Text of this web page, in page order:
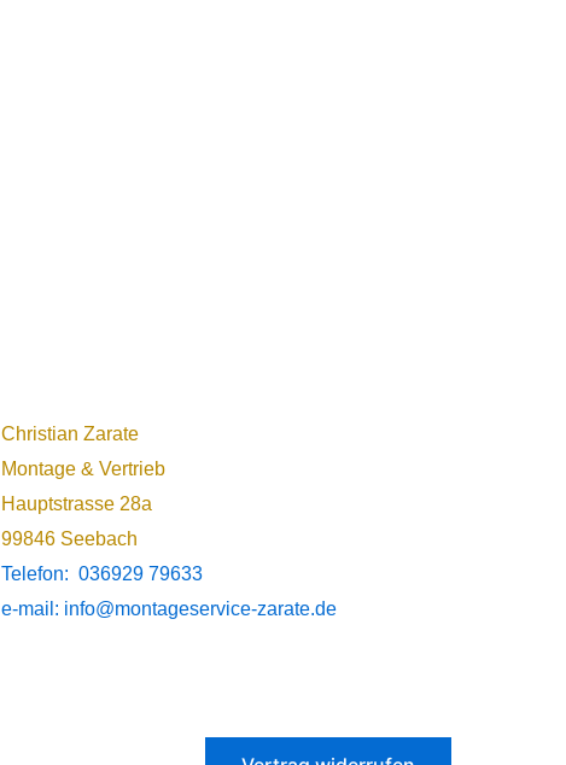
Christian Zarate
Montage & Vertrieb
Hauptstrasse 28a
99846 Seebach
Telefon: 036929 79633
e-mail: info@montageservice-zarate.de